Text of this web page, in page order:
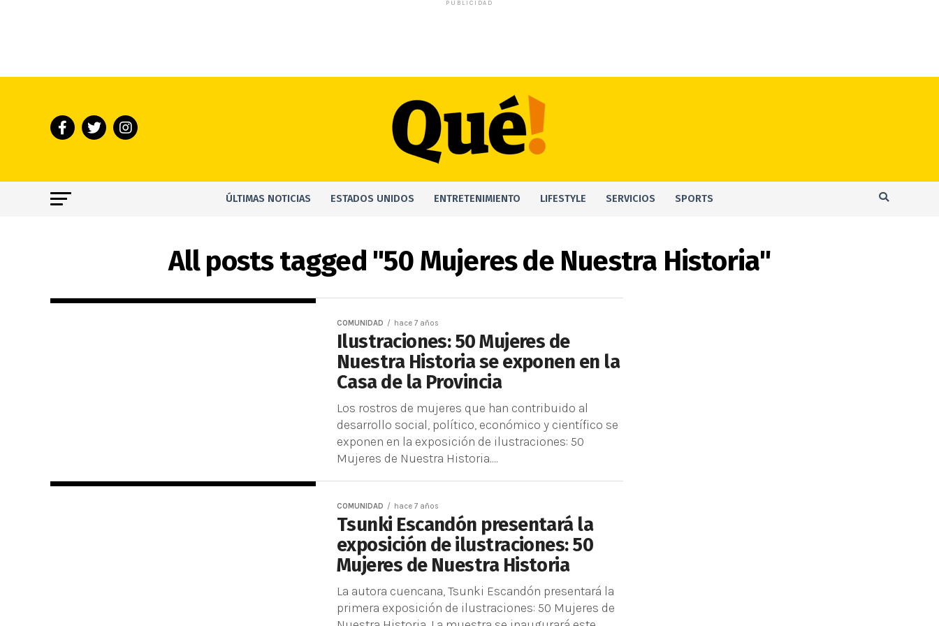
PUBLICIDAD
ÚLTIMAS NOTICIAS ESTADOS UNIDOS ENTRETENIMIENTO LIFESTYLE SERVICIOS SPORTS
All posts tagged "50 Mujeres de Nuestra Historia"
COMUNIDAD hace 7 años
Ilustraciones: 50 Mujeres de
Nuestra Historia se exponen en la
Casa de la Provincia
Los rostros de mujeres que han contribuido al
desarrollo social, político, económico y científico se
exponen en la exposición de ilustraciones: 50
Mujeres de Nuestra Historia....
COMUNIDAD hace 7 años
Tsunki Escandón presentará la
exposición de ilustraciones: 50
Mujeres de Nuestra Historia
La autora cuencana, Tsunki Escandón presentará la
primera exposición de ilustraciones: 50 Mujeres de